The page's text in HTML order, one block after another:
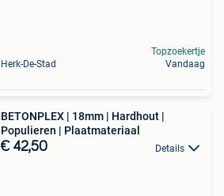
Herk-De-Stad
Topzoekertje
Vandaag
BETONPLEX | 18mm | Hardhout |
Populieren | Plaatmateriaal
€ 42,50 Details